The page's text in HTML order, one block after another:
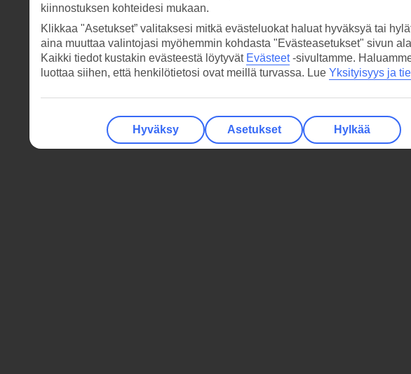
kiinnostuksen kohteidesi mukaan.
Klikkaa "Asetukset” valitaksesi mitkä evästeluokat haluat hyväksyä tai
aina muuttaa valintojasi myöhemmin kohdasta "Evästeasetukset" sivun
Kaikki tiedot kustakin evästeestä löytyvät Evästeet-sivultamme.
luottaa siihen, että henkilötietosi ovat meillä turvassa. Lue Yksityisyys ja
Hyväksy Asetukset Hylkää